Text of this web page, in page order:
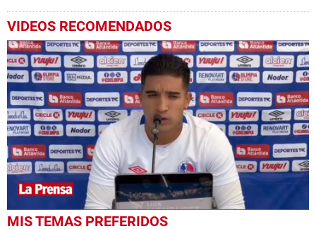
VIDEOS RECOMENDADOS
0
seconds
MIS TEMAS PREFERIDOS